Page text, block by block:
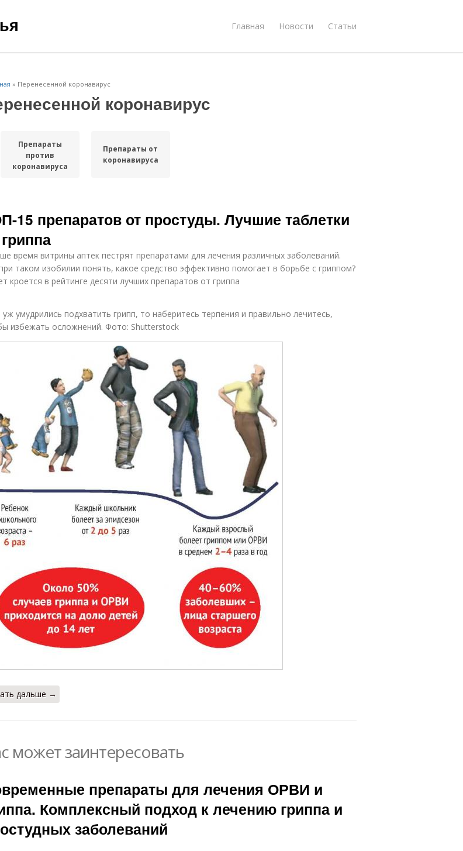
Главная Новости Статьи
» Перенесенной коронавирус
коронавирус
Препараты
против
коронавируса
Препараты от
коронавируса
15 препаратов от простуды. Лучшие таблетки
время витрины аптек пестрят препаратами для лечения различных заболеваний.
таком изобилии понять, какое средство эффективно помогает в борьбе с гриппом?
кроется в рейтинге десяти лучших препаратов от гриппа
уж умудрились подхватить грипп, то наберитесь терпения и правильно лечитесь,
избежать осложнений. Фото: Shutterstock
дальше →
может заинтересовать
препараты для лечения ОРВИ и
Комплексный подход к лечению гриппа и
заболеваний